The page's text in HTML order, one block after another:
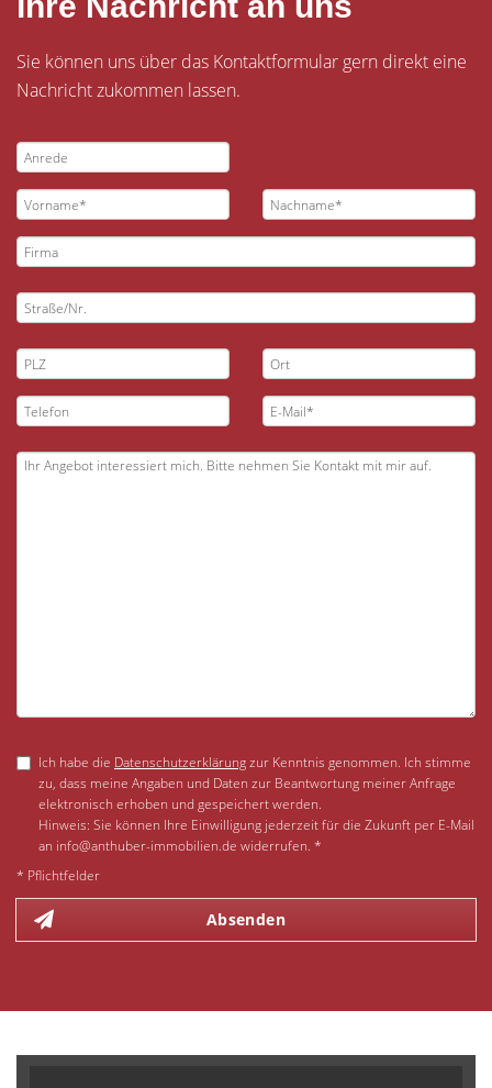
Sie können uns über das Kontaktformular gern direkt eine
Nachricht zukommen lassen.
Ich habe die Datenschutzerklärungzur Kenntnis genommen. Ich stimme
zu, dass meine Angaben und Daten zur Beantwortung meiner Anfrage
elektronisch erhoben und gespeichert werden.
Hinweis: Sie können Ihre Einwilligung jederzeit für die Zukunft per E-Mail
an info@anthuber-immobilien.de widerrufen. *
* Pflichtfelder
Absenden